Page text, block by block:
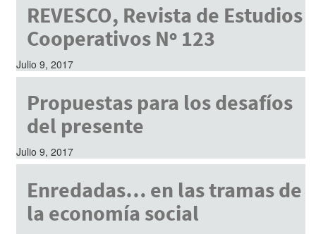
REVESCO, Revista de Estudios
Cooperativos Nº 123
Julio 9, 2017
Propuestas para los desafíos
del presente
Julio 9, 2017
Enredadas… en las tramas de
la economía social